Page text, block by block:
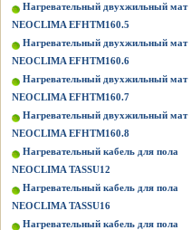
Нагревательный двухжильный мат
NEOCLIMA EFHTM160.5
Нагревательный двухжильный мат
NEOCLIMA EFHTM160.6
Нагревательный двухжильный мат
NEOCLIMA EFHTM160.7
Нагревательный двухжильный мат
NEOCLIMA EFHTM160.8
Нагревательный кабель для пола
NEOCLIMA TASSU12
Нагревательный кабель для пола
NEOCLIMA TASSU16
Нагревательный кабель для пола